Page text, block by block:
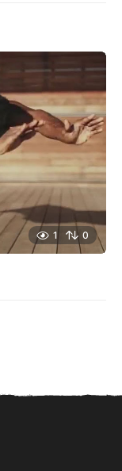
1 0